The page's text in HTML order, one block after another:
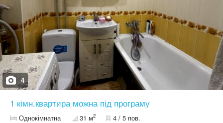
4
1 кімн.квартира можна під програму
Однокімнатна 31 м2 4 / 5 пов.